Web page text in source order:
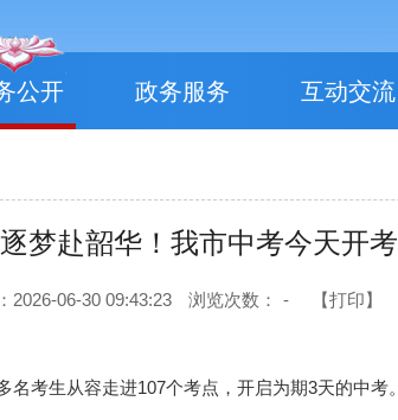
公开 政务服务 互动交流
梦赴韶华！我市中考今天开考
2026-06-30 09:43:23 浏览次数： - 【打印】
考生从容走进107个考点，开启为期3天的中考。